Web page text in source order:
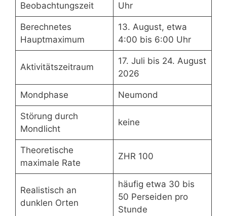
Beobachtungszeit
Uhr
Berechnetes
Hauptmaximum
13. August, etwa
4:00 bis 6:00 Uhr
Aktivitätszeitraum
17. Juli bis 24. August
2026
Mondphase Neumond
Störung durch
Mondlicht
keine
Theoretische
maximale Rate
ZHR 100
Realistisch an
dunklen Orten
häufig etwa 30 bis
50 Perseiden pro
Stunde